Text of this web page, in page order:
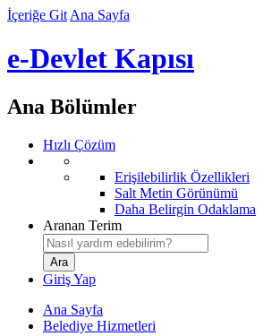
İçeriğe Git Ana Sayfa
e-Devlet Kapısı
Ana Bölümler
Hızlı Çözüm
Erişilebilirlik Özellikleri
Salt Metin Görünümü
Daha Belirgin Odaklama
Aranan Terim
Giriş Yap
Ana Sayfa
Belediye Hizmetleri